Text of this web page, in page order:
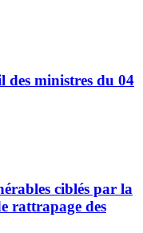
des ministres du 04
ciblés par la
rattrapage des